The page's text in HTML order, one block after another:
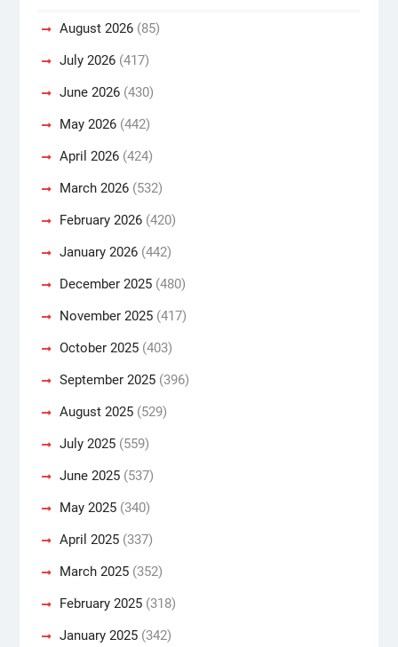
August 2026(85)
July 2026(417)
June 2026(430)
May 2026(442)
April 2026(424)
March 2026(532)
February 2026(420)
January 2026(442)
December 2025(480)
November 2025(417)
October 2025(403)
September 2025(396)
August 2025(529)
July 2025(559)
June 2025(537)
May 2025(340)
April 2025(337)
March 2025(352)
February 2025(318)
January 2025(342)